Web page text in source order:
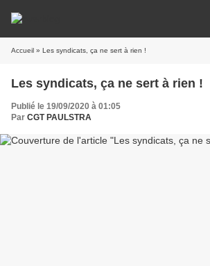
Accueil » Les syndicats, ça ne sert à rien !
Les syndicats, ça ne sert à rien !
Publié le 19/09/2020 à 01:05
Par CGT PAULSTRA